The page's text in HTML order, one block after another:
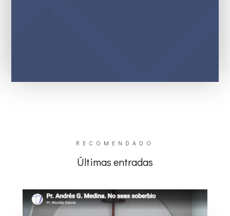
RECOMENDADO
Últimas entradas